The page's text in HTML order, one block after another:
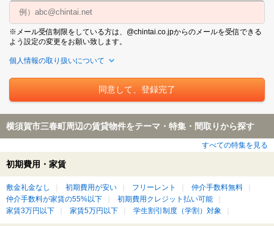
※メール受信制限をしている方は、@chintai.co.jpからのメールを受信できる
よう設定の変更をお願い致します。
個人情報の取り扱いについて
横須賀市三春町周辺の賃貸物件をテーマ・特集・間取りから探す
すべての特集を見る
初期費用・家賃
敷金礼金なし 初期費用が安い フリーレント
仲介手数料無料
仲介手数料が家賃の55%以下
初期費用クレジット払い可能
家賃3万円以下
家賃5万円以下 学生割引制度（学割）対象